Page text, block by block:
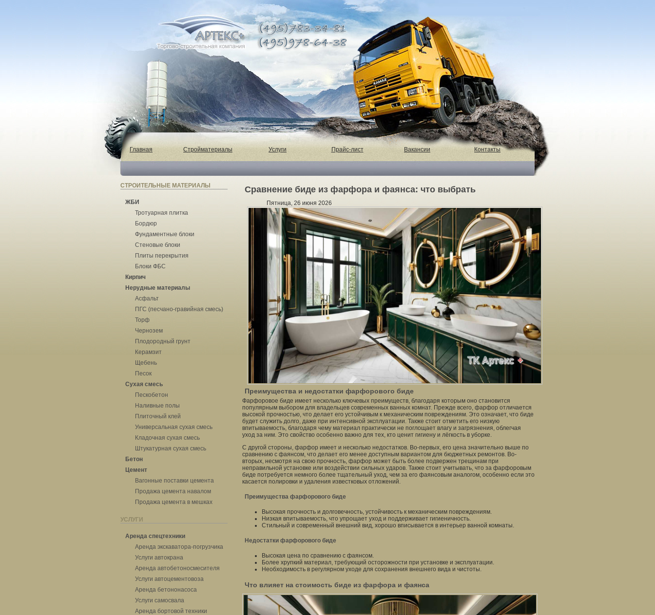
Главная Стройматериалы Услуги Прайс-лист Вакансии Контакты
СТРОИТЕЛЬНЫЕ МАТЕРИАЛЫ
ЖБИ
Тротуарная плитка
Бордюр
Фундаментные блоки
Стеновые блоки
Плиты перекрытия
Блоки ФБС
Кирпич
Нерудные материалы
Асфальт
ПГС (песчано-гравийная смесь)
Торф
Чернозем
Плодородный грунт
Керамзит
Щебень
Песок
Сухая смесь
Пескобетон
Наливные полы
Плиточный клей
Универсальная сухая смесь
Кладочная сухая смесь
Штукатурная сухая смесь
Бетон
Цемент
Вагонные поставки цемента
Продажа цемента навалом
Продажа цемента в мешках
УСЛУГИ
Аренда спецтехники
Аренда экскаватора-погрузчика
Услуги автокрана
Аренда автобетоносмесителя
Услуги автоцементовоза
Аренда бетононасоса
Услуги самосвала
Аренда бортовой техники
Сравнение биде из фарфора и фаянса: что выбрать
Пятница, 26 июня 2026
Преимущества и недостатки фарфорового биде
Фарфоровое биде имеет несколько ключевых преимуществ, благодаря которым оно становится
популярным выбором для владельцев современных ванных комнат. Прежде всего, фарфор отличается
высокой прочностью, что делает его устойчивым к механическим повреждениям. Это означает, что биде
будет служить долго, даже при интенсивной эксплуатации. Также стоит отметить его низкую
впитываемость, благодаря чему материал практически не поглощает влагу и загрязнения, облегчая
уход за ним. Это свойство особенно важно для тех, кто ценит гигиену и лёгкость в уборке.
С другой стороны, фарфор имеет и несколько недостатков. Во-первых, его цена значительно выше по
сравнению с фаянсом, что делает его менее доступным вариантом для бюджетных ремонтов. Во-
вторых, несмотря на свою прочность, фарфор может быть более подвержен трещинам при
неправильной установке или воздействии сильных ударов. Также стоит учитывать, что за фарфоровым
биде потребуется немного более тщательный уход, чем за его фаянсовым аналогом, особенно если это
касается полировки и удаления известковых отложений.
Преимущества фарфорового биде
Высокая прочность и долговечность, устойчивость к механическим повреждениям.
Низкая впитываемость, что упрощает уход и поддерживает гигиеничность.
Стильный и современный внешний вид, хорошо вписывается в интерьер ванной комнаты.
Недостатки фарфорового биде
Высокая цена по сравнению с фаянсом.
Более хрупкий материал, требующий осторожности при установке и эксплуатации.
Необходимость в регулярном уходе для сохранения внешнего вида и чистоты.
Что влияет на стоимость биде из фарфора и фаянса